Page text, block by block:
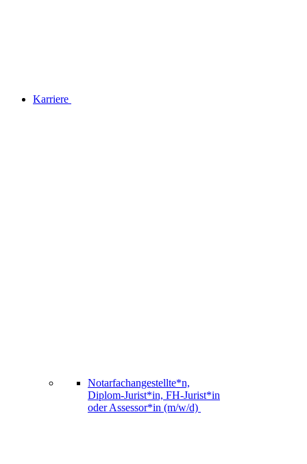
Karriere
Notarfachangestellte*n,
Diplom-Jurist*in, FH-Jurist*in
oder Assessor*in (m/w/d)